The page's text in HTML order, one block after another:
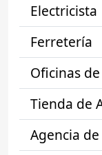
Electricista
Ferretería
Oficinas
Tienda de
Agencia